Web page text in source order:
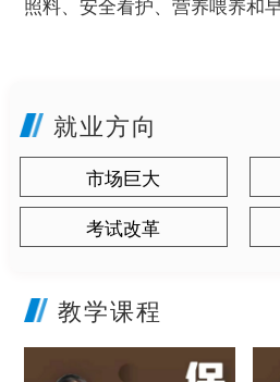
就业方向
市场巨大
考试改革
教学课程